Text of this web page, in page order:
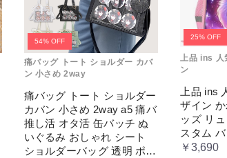
54% OFF
痛バッグ トート ショルダー カバ
ン 小さめ 2way
痛バッグ トート ショルダー
カバン 小さめ 2way a5 痛バ
推し活 オタ活 缶バッチ ぬ
いぐるみ おしゃれ シート
ショルダーバッグ 透明 ポケ
25% OFF
上品 ins 人
ン
上品 ins
ザイン
ッズ リ
スタム
￥3,690